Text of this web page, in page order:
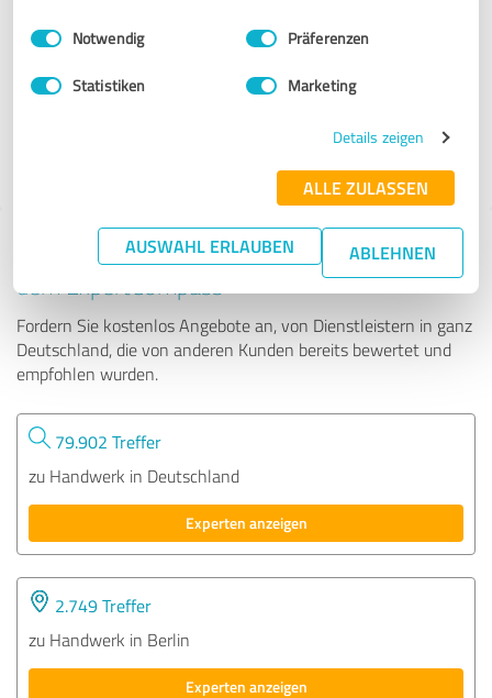
Impressum Datenschutzbestimmungen
Einwilligungsauswahl
Notwendig Präferenzen
Statistiken Marketing
Details zeigen
ALLE ZULASSEN
AUSWAHL ERLAUBEN ABLEHNEN
enerix Westküste - Photovoltaik & Stromspeicher
Tipp: Die passenden Experten finden - mit
dem ExpertCompass
Fordern Sie kostenlos Angebote an, von Dienstleistern in ganz
Deutschland, die von anderen Kunden bereits bewertet und
empfohlen wurden.
79.902 Treffer
zu Handwerk in Deutschland
Experten anzeigen
2.749 Treffer
zu Handwerk in Berlin
Experten anzeigen